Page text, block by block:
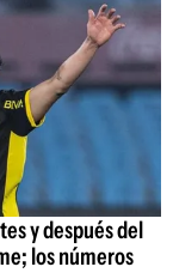
y después del
los números